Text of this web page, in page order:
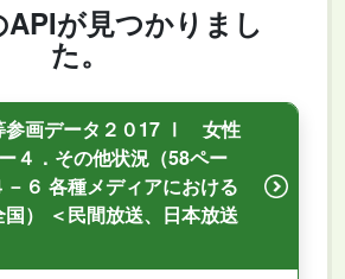
APIが見つかりまし
た。
参画データ２０17 Ⅰ 女性
４．その他状況（58ペー
６ 各種メディアにおける
） ＜民間放送、日本放送